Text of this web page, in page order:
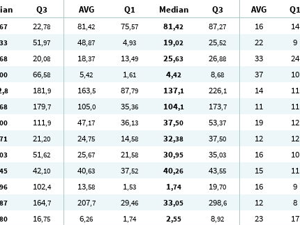
Q3 AVG Q1 Median Q3 AVG Q1
22,78 81,42 75,57 81,42 87,27 16 14
51,97 48,87 4,93 19,02 25,52 22 9
20,08 18,37 13,49 25,63 26,88 33 24
66,58 5,42 1,61 4,42 8,68 37 10
,8 181,9 163,5 87,79 137,1 226,1 14 11
179,7 105,0 35,36 104,1 173,7 11 11
111,9 47,17 36,13 37,50 53,37 19 12
21,20 24,75 14,58 32,38 37,50 12 12
51,62 25,67 21,58 30,95 35,03 16 10
42,10 40,63 37,52 40,26 43,55 15 11
102,4 13,58 1,53 1,74 19,70 16 9
164,7 207,7 29,46 33,05 298,6 12 8
16,75 6,26 1,74 2,55 8,92 23 17